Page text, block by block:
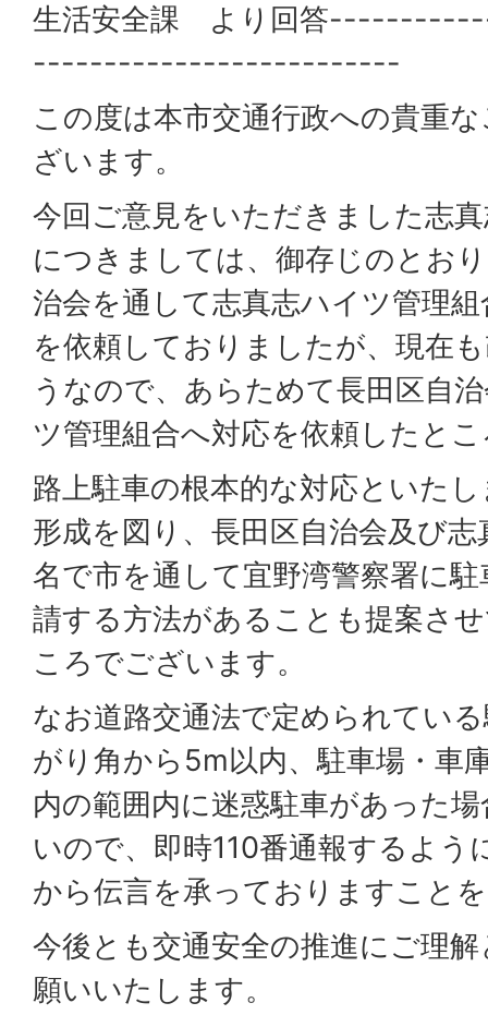
生活安全課 より回答
--------------------------
この度は本市交通行政への貴重
ざいます。
今回ご意見をいただきました志
につきましては、御存じのとお
治会を通して志真志ハイツ管理
を依頼しておりましたが、現在
うなので、あらためて長田区自
ツ管理組合へ対応を依頼したと
路上駐車の根本的な対応といた
形成を図り、長田区自治会及び
名で市を通して宜野湾警察署に
請する方法があることも提案さ
ころでございます。
なお道路交通法で定められてい
がり角から5m以内、駐車場・車
内の範囲内に迷惑駐車があった
いので、即時110番通報するよう
から伝言を承っておりますこと
今後とも交通安全の推進にご理
願いいたします。